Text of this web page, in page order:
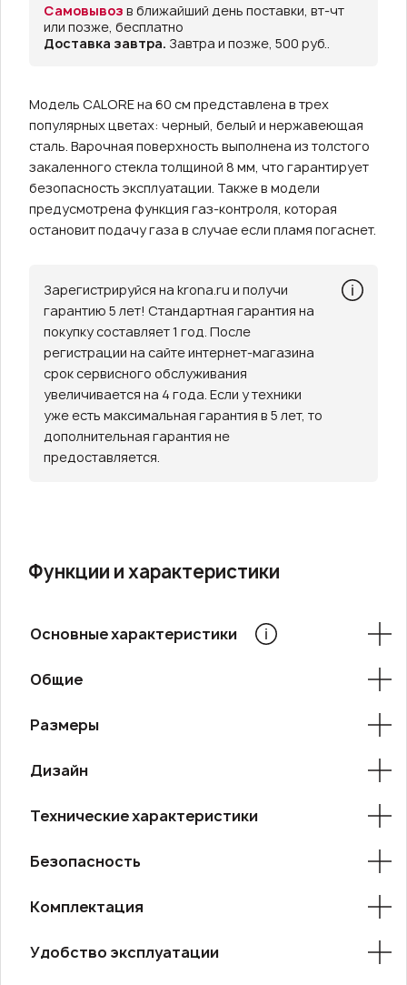
Самовывоз в ближайший день поставки, вт-чт
или позже, бесплатно
Доставка завтра. Завтра и позже, 500 руб..
Модель CALORE на 60 см представлена в трех
популярных цветах: черный, белый и нержавеющая
сталь. Варочная поверхность выполнена из толстого
закаленного стекла толщиной 8 мм, что гарантирует
безопасность эксплуатации. Также в модели
предусмотрена функция газ-контроля, которая
остановит подачу газа в случае если пламя погаснет.
Зарегистрируйся на krona.ru и получи
гарантию 5 лет! Стандартная гарантия на
покупку составляет 1 год. После
регистрации на сайте интернет-магазина
срок сервисного обслуживания
увеличивается на 4 года. Если у техники
уже есть максимальная гарантия в 5 лет, то
дополнительная гарантия не
предоставляется.
Функции и характеристики
Основные характеристики
Общие
Размеры
Дизайн
Технические характеристики
Безопасность
Комплектация
Удобство эксплуатации